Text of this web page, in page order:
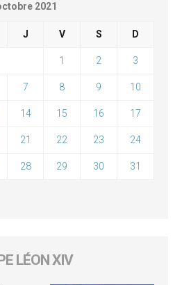
2021
J V S D
1 2 3
7 8 9 10
14 15 16 17
21 22 23 24
28 29 30 31
LÉON XIV